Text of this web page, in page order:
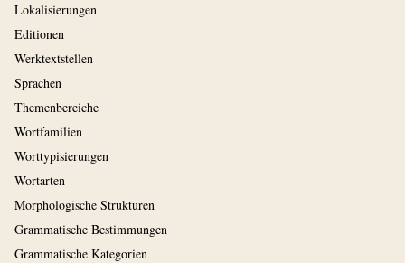
Lokalisierungen
Editionen
Werktextstellen
Sprachen
Themenbereiche
Wortfamilien
Worttypisierungen
Wortarten
Morphologische Strukturen
Grammatische Bestimmungen
Grammatische Kategorien